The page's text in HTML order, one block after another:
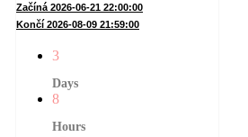
Začíná 2026-06-21 22:00:00
Končí 2026-08-09 21:59:00
3
Days
8
Hours